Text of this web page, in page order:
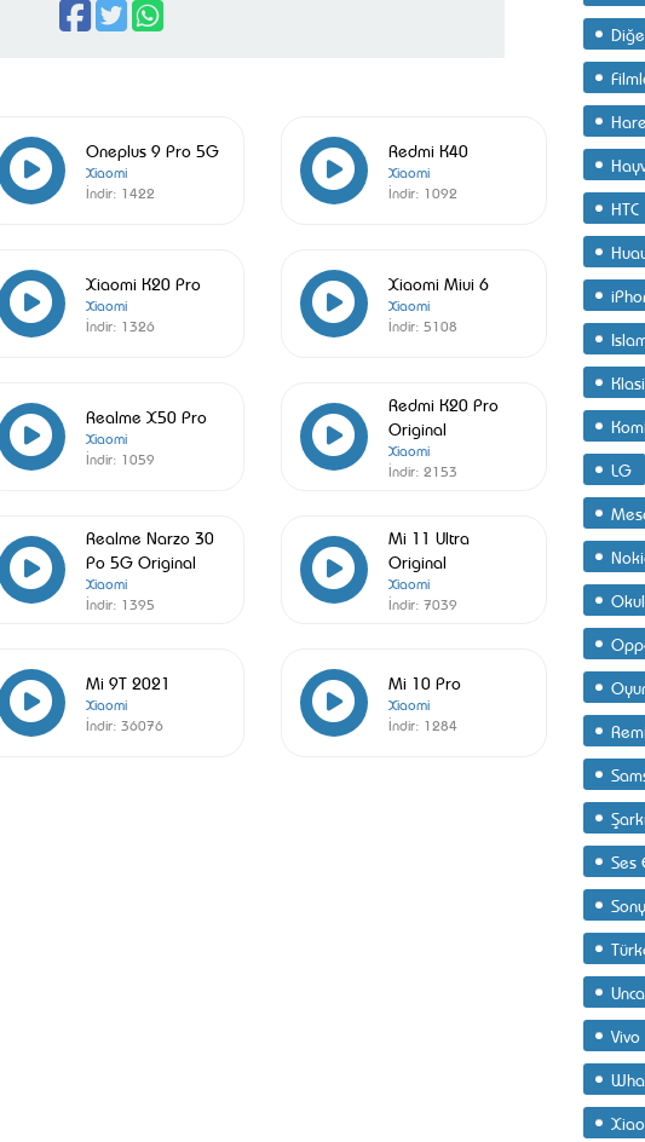
Oneplus 9 Pro 5G
Xiaomi
İndir: 1422
Redmi K40
Xiaomi
İndir: 1092
Xiaomi K20 Pro
Xiaomi
İndir: 1326
Xiaomi Miui 6
Xiaomi
İndir: 5108
Realme X50 Pro
Xiaomi
İndir: 1059
Redmi K20 Pro
Original
Xiaomi
İndir: 2153
Realme Narzo 30
Po 5G Original
Xiaomi
İndir: 1395
Mi 11 Ultra
Original
Xiaomi
İndir: 7039
Mi 9T 2021
Xiaomi
İndir: 36076
Mi 10 Pro
Xiaomi
İndir: 1284
HTC
LG
Okul
Şarkı
Ses
Sony
Vivo